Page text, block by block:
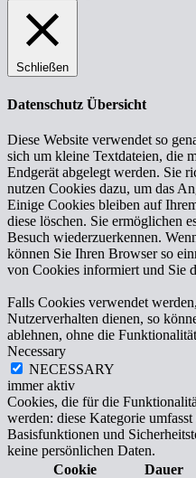
Schließen
Datenschutz Übersicht
Diese Website verwendet so
sich um kleine Textdateien, die
Endgerät abgelegt werden. Sie
nutzen Cookies dazu, um das
Einige Cookies bleiben auf
diese löschen. Sie ermöglichen
Besuch wiederzuerkennen.
können Sie Ihren Browser so
von Cookies informiert und Sie
Falls Cookies verwendet
Nutzerverhalten dienen, so
ablehnen, ohne die
Necessary
NECESSARY
immer aktiv
Cookies, die für die
werden: diese Kategorie
Basisfunktionen und
keine persönlichen Daten.
Cookie
Dauer